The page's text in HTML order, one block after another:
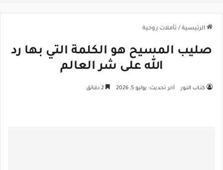
الرئيسية / تأملات روحية
صليب المسيح هو الكلمة التي بها رد
الله على شر العالم
كتـاب النـور آخر تحديث: يوليو 5, 2026